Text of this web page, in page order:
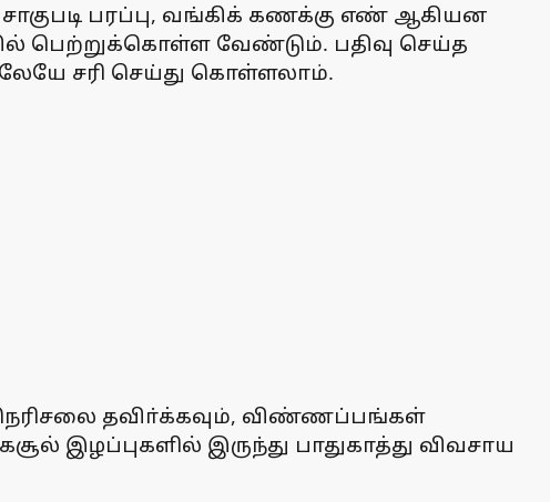
பரப்பு, வங்கிக் கணக்கு எண் ஆகியன
பெற்றுக்கொள்ள வேண்டும். பதிவு செய்த
சரி செய்து கொள்ளலாம்.
நெரிசலை தவிா்க்கவும், விண்ணப்பங்கள்
இழப்புகளில் இருந்து பாதுகாத்து விவசாய